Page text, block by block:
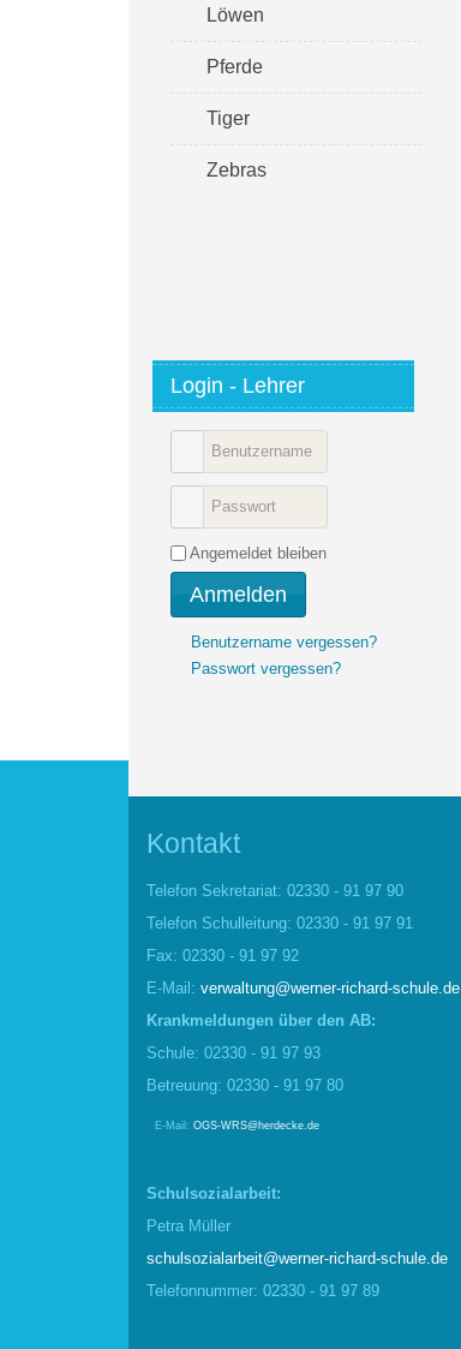
Löwen
Pferde
Tiger
Zebras
Login - Lehrer
Angemeldet bleiben
Anmelden
Benutzername vergessen?
Passwort vergessen?
Kontakt
Telefon Sekretariat: 02330 - 91 97 90
Telefon Schulleitung: 02330 - 91 97 91
Fax: 02330 - 91 97 92
E-Mail: verwaltung@werner-richard-schule.de
Krankmel d ungen über den AB:
Schule: 02330 - 91 97 93
Betreuung: 02330 - 91 97 80
E-Mail: OGS-WRS@herdecke.de
Schulsozialarbeit:
Petra Müller
schulsozialarbeit@werner-richard-schule.de
Telefonnummer: 02330 - 91 97 89